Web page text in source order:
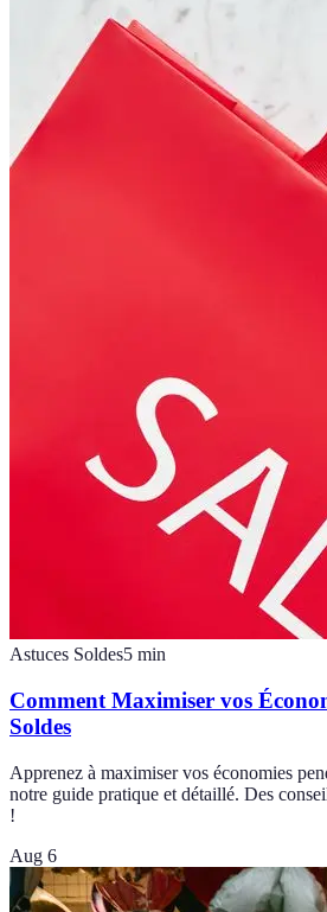
Astuces Soldes5 min
Comment Maximiser vos
Soldes
Apprenez à maximiser vos économies
notre guide pratique et détaillé. Des
!
Aug 6